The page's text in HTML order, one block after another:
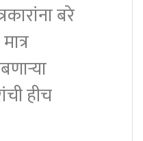
बरे
हीच